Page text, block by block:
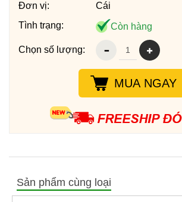
- Máy bơm lốp Michelin M2567 không dây
nên cầm tay di chuyển đi sạc khá thuận lợi,
- Máy bơm lốp Michelin M2567 chính hãng
được bảo hành 6 tháng.
Đơn vị:
Cái
Tình trạng:
Còn hàng
Chọn số lượng:
MUA NGAY
Sản phẩm cùng loại